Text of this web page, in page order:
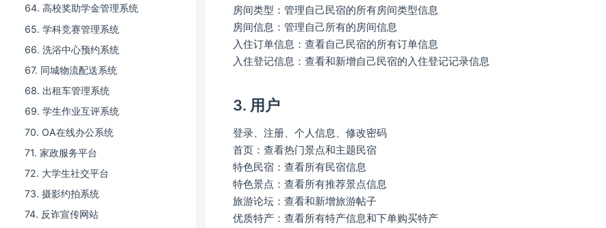
64. 高校奖助学金管理系统
65. 学科竞赛管理系统
66. 洗浴中心预约系统
67. 同城物流配送系统
68. 出租车管理系统
69. 学生作业互评系统
70. OA在线办公系统
71. 家政服务平台
72. 大学生社交平台
73. 摄影约拍系统
74. 反诈宣传网站
房间类型：管理自己民宿的所有房间类型信息
房间信息：管理自己所有的房间信息
入住订单信息：查看自己民宿的所有订单信息
入住登记信息：查看和新增自己民宿的入住登记记录信息
3. 用户
登录、注册、个人信息、修改密码
首页：查看热门景点和主题民宿
特色民宿：查看所有民宿信息
特色景点：查看所有推荐景点信息
旅游论坛：查看和新增旅游帖子
优质特产：查看所有特产信息和下单购买特产